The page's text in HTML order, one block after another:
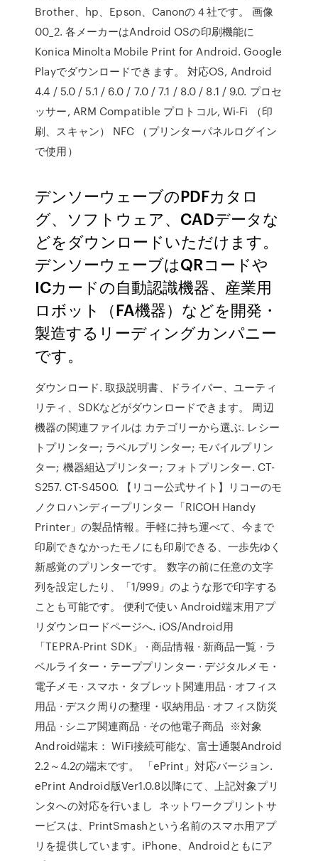
Brother、hp、Epson、Canonの４社です。 画像
00_2. 各メーカーはAndroid OSの印刷機能に
Konica Minolta Mobile Print for Android. Google
Playでダウンロードできます。 対応OS, Android
4.4 / 5.0 / 5.1 / 6.0 / 7.0 / 7.1 / 8.0 / 8.1 / 9.0. プロセ
ッサー, ARM Compatible プロトコル, Wi-Fi （印
刷、スキャン） NFC （プリンターパネルログイン
で使用）
デンソーウェーブのPDFカタロ
グ、ソフトウェア、CADデータな
どをダウンロードいただけます。
デンソーウェーブはQRコードや
ICカードの自動認識機器、産業用
ロボット（FA機器）などを開発・
製造するリーディングカンパニー
です。
ダウンロード. 取扱説明書、ドライバー、ユーティ
リティ、SDKなどがダウンロードできます。 周辺
機器の関連ファイルは カテゴリーから選ぶ. レシー
トプリンター; ラベルプリンター; モバイルプリン
ター; 機器組込プリンター; フォトプリンター. CT-
S257. CT-S4500. 【リコー公式サイト】リコーのモ
ノクロハンディープリンター「RICOH Handy
Printer」の製品情報。手軽に持ち運べて、今まで
印刷できなかったモノにも印刷できる、一歩先ゆく
新感覚のプリンターです。 数字の前に任意の文字
列を設定したり、「1/999」のような形で印字する
ことも可能です。 便利で使い Android端末用アプ
リダウンロードページへ. iOS/Android用
「TEPRA-Print SDK」 · 商品情報 · 新商品一覧 · ラ
ベルライター・テーププリンター · デジタルメモ・
電子メモ · スマホ・タブレット関連用品 · オフィス
用品 · デスク周りの整理・収納用品 · オフィス防災
用品 · シニア関連商品 · その他電子商品 ※対象
Android端末： WiFi接続可能な、富士通製Android
2.2～4.2の端末です。 「ePrint」対応バージョン.
ePrint Android版Ver1.0.8以降にて、上記対象プリ
ンタへの対応を行いまし ネットワークプリントサ
ービスは、PrintSmashという名前のスマホ用アプ
リを提供しています。iPhone、Androidともにア